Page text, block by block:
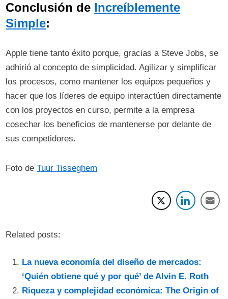
Conclusión de Increíblemente
Simple:
Apple tiene tanto éxito porque, gracias a Steve Jobs, se
adhirió al concepto de simplicidad. Agilizar y simplificar
los procesos, como mantener los equipos pequeños y
hacer que los líderes de equipo interactúen directamente
con los proyectos en curso, permite a la empresa
cosechar los beneficios de mantenerse por delante de
sus competidores.
Foto deTuur Tisseghem
Related posts:
La nueva economía del diseño de mercados:
‘Quién obtiene qué y por qué’ de Alvin E. Roth
Riqueza y complejidad económica: The Origin of